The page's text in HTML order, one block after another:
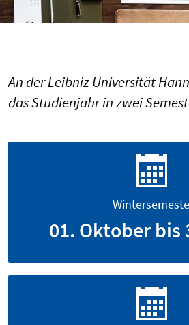
An der Leibniz Universität
das Studienjahr in zwei
01. Oktober bis